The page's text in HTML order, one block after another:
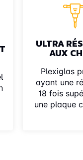
ULTRA
AUX
Plexiglas
ayant une
18 fois
une plaque